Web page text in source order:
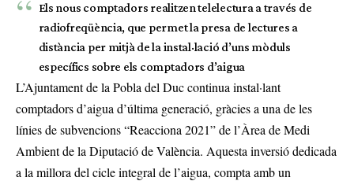
Els nous comptadors realitzen telelectura a través de
radiofreqüència, que permet la presa de lectures a
distància per mitjà de la instal·lació d’uns mòduls
específics sobre els comptadors d’aigua
L’Ajuntament de la Pobla del Duc continua instal·lant
comptadors d’aigua d’última generació, gràcies a una de les
línies de subvencions “Reacciona 2021” de l’Àrea de Medi
Ambient de la Diputació de València. Aquesta inversió dedicada
a la millora del cicle integral de l’aigua, compta amb un